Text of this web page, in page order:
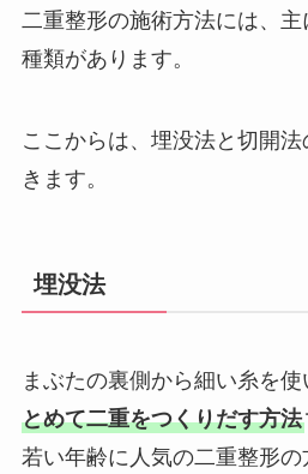
二重整形の施術方法には、
種類があります。
ここからは、埋没法と切開
きます。
埋没法
まぶたの裏側から細い糸を使
とめて二重をつくりだす方法
若い年齢に人気の二重整形の